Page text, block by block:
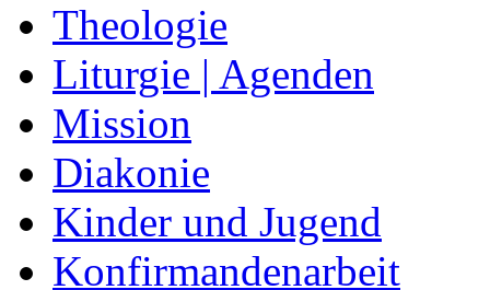
Theologie
Liturgie | Agenden
Mission
Diakonie
Kinder und Jugend
Konfirmandenarbeit